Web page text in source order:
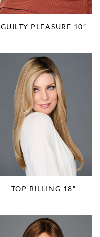
GUILTY PLEASURE 10”
TOP BILLING 18″